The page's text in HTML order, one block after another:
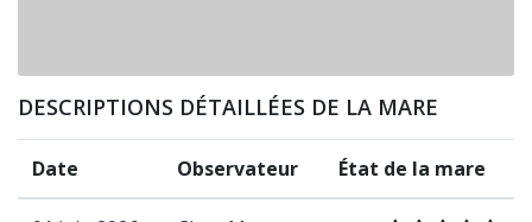
DESCRIPTIONS DÉTAILLÉES DE LA MARE
Date Observateur État de la mare